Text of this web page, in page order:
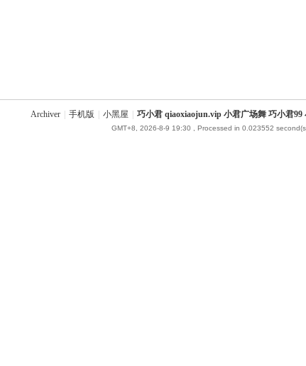
Archiver 手机版 小黑屋 巧小君 qiaoxiaojun.vip 小君广场舞 巧小君99
GMT+8, 2026-8-9 19:30 , Processed in 0.023552